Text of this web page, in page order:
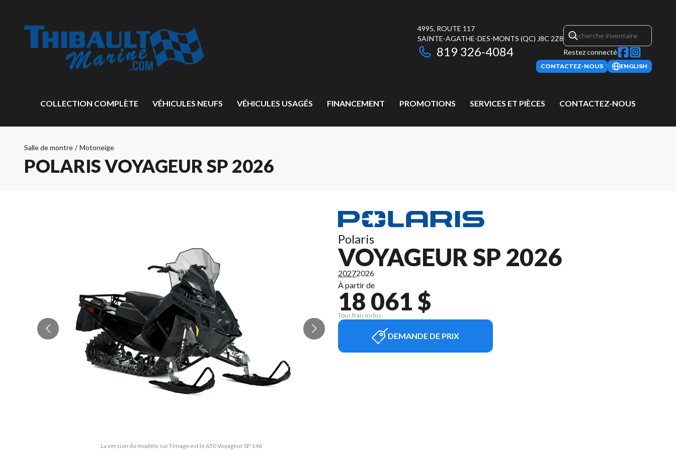
4995, ROUTE 117
SAINTE-AGATHE-DES-MONTS (QC) J8C 2Z8
819 326-4084 Restez connecté
CONTACTEZ-NOUS ENGLISH
COLLECTION COMPLÈTE VÉHICULES NEUFS VÉHICULES USAGÉS FINANCEMENT PROMOTIONS SERVICES ET PIÈCES CONTACTEZ-NOUS
Salle de montre / Motoneige
POLARIS VOYAGEUR SP 2026
La version du modèle sur l'image est le 650 Voyageur SP 146
Polaris
VOYAGEUR SP 2026
20272026
À partir de
18 061 $
Tous frais inclus
DEMANDE DE PRIX